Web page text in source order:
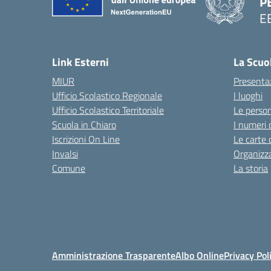
Link Esterni
MIUR
Ufficio Scolastico Regionale
Ufficio Scolastico Territoriale
Scuola in Chiaro
Iscrizioni On Line
Invalsi
Comune
La
I luoghi
Le
I numeri
Le carte
La storia
Amministrazione TrasparenteAlbo OnlinePrivacy